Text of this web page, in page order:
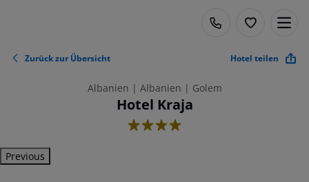
Zurück zur Übersicht Hotel teilen
Albanien | Albanien | Golem
Hotel Kraja
4
Previous